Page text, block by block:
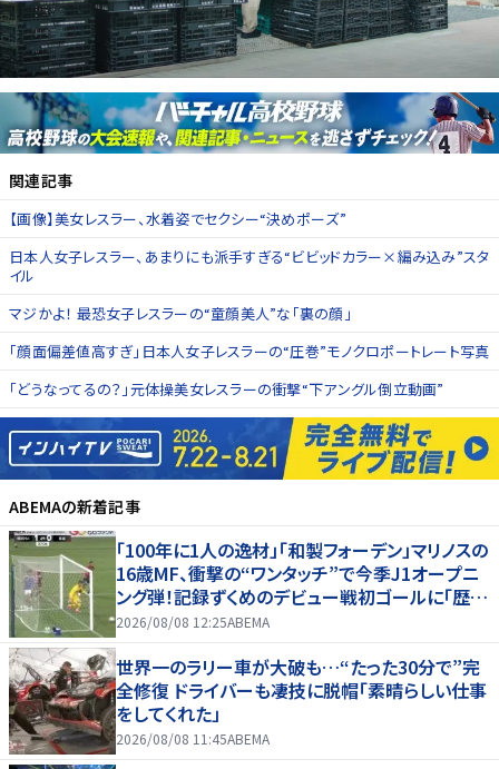
関連記事
【画像】美女レスラー、水着姿でセクシー“決めポーズ”
日本人女子レスラー、あまりにも派手すぎる“ビビッドカラー×編み込み”スタ
イル
マジかよ！ 最恐女子レスラーの“童顔美人”な「裏の顔」
「顔面偏差値高すぎ」日本人女子レスラーの“圧巻”モノクロポートレート写真
「どうなってるの？」元体操美女レスラーの衝撃“下アングル倒立動画”
ABEMAの新着記事
「100年に1人の逸材」「和製フォーデン」マリノスの
16歳MF、衝撃の“ワンタッチ”で今季J1オープニ
ング弾！記録ずくめのデビュー戦初ゴールに「歴史
を作りよった」
2026/08/08 12:25ABEMA
世界一のラリー車が大破も…“たった30分で”完
全修復 ドライバーも凄技に脱帽「素晴らしい仕事
をしてくれた」
2026/08/08 11:45ABEMA